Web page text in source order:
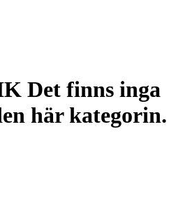
Det finns inga
här kategorin.